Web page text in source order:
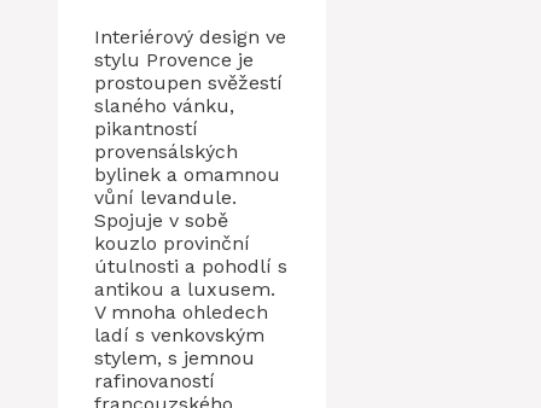
Interiérový design ve
stylu Provence je
prostoupen svěžestí
slaného vánku,
pikantností
provensálských
bylinek a omamnou
vůní levandule.
Spojuje v sobě
kouzlo provinční
útulnosti a pohodlí s
antikou a luxusem.
V mnoha ohledech
ladí s venkovským
stylem, s jemnou
rafinovaností
francouzského